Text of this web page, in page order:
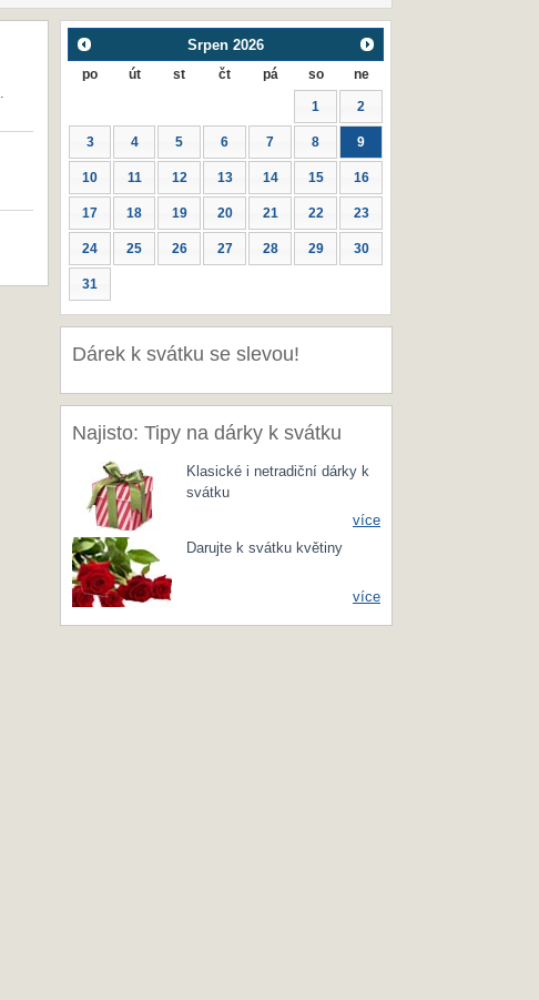
Srpen 2026
po út st čt pá so ne
1 2
3 4 5 6 7 8 9
10 11 12 13 14 15 16
17 18 19 20 21 22 23
24 25 26 27 28 29 30
31
Dárek k svátku se slevou!
Najisto: Tipy na dárky k svátku
Klasické i netradiční dárky k
svátku
více
Darujte k svátku květiny
více